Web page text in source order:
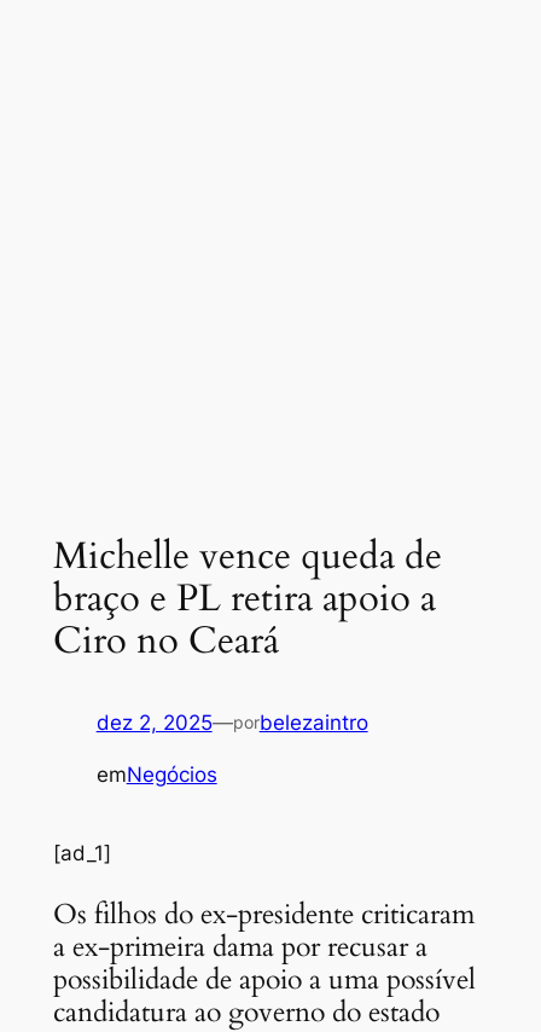
Michelle vence queda de
braço e PL retira apoio a
Ciro no Ceará
dez 2, 2025—porbelezaintro
emNegócios
[ad_1]
Os filhos do ex-presidente criticaram
a ex-primeira dama por recusar a
possibilidade de apoio a uma possível
candidatura ao governo do estado